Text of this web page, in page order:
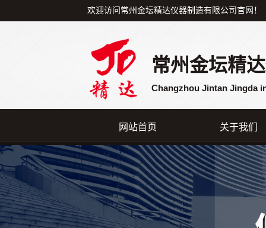
欢迎访问常州金坛精达仪器制造有限公司官网！
常州金坛精
Changzhou Jintan Jingda
网站首页 关于我们